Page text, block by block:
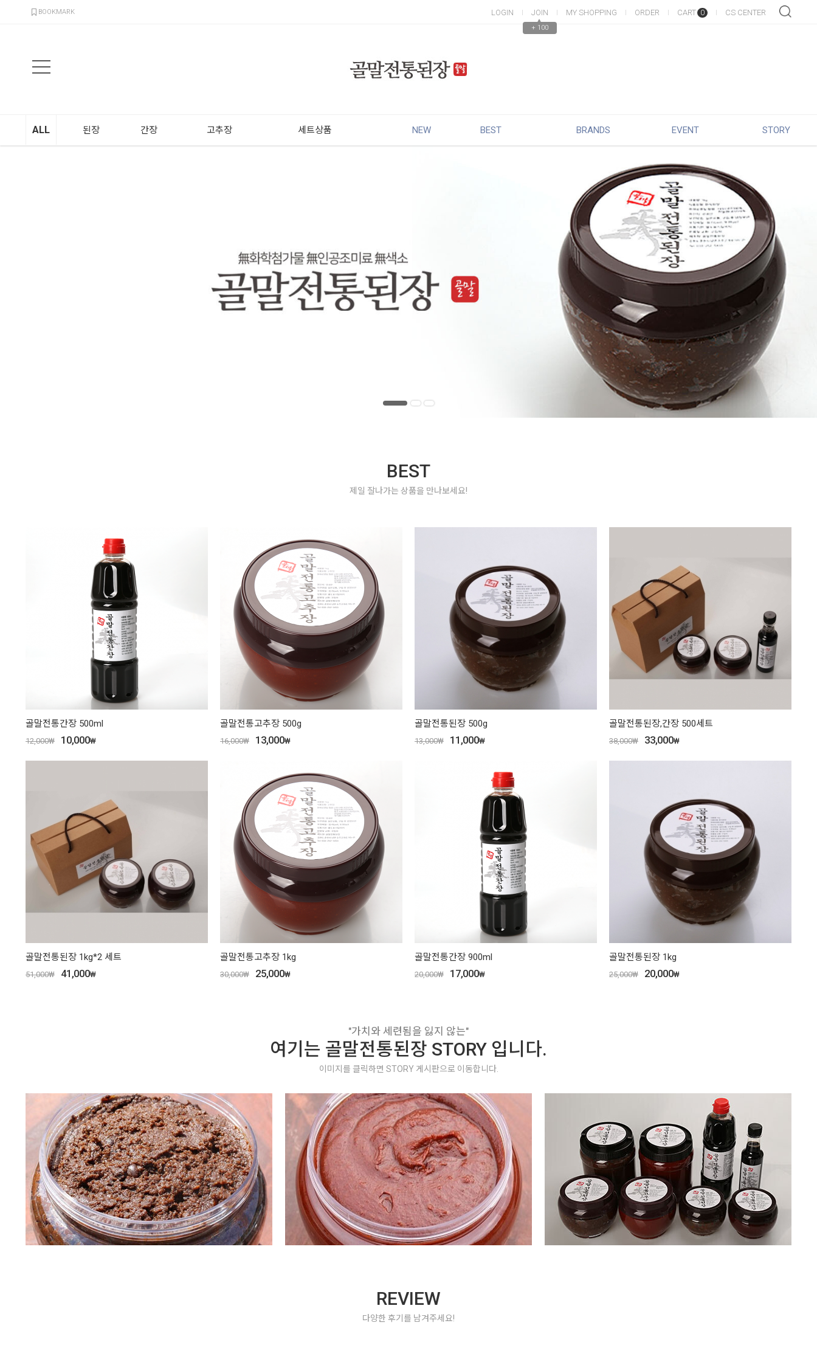
BOOKMARK LOGIN JOIN
▲
+ 100
MY SHOPPING ORDER CART 0 CS CENTER
ALL 된장 간장 고추장 세트상품 NEW BEST BRANDS EVENT STORY
BEST
제일 잘나가는 상품을 만나보세요!
골말전통간장 500ml
12,000₩ 10,000₩
골말전통고추장 500g
16,000₩ 13,000₩
골말전통된장 500g
13,000₩ 11,000₩
골말전통된장,간장 500세트
38,000₩ 33,000₩
골말전통된장 1kg*2 세트
51,000₩ 41,000₩
골말전통고추장 1kg
30,000₩ 25,000₩
골말전통간장 900ml
20,000₩ 17,000₩
골말전통된장 1kg
25,000₩ 20,000₩
"가치와 세련됨을 잃지 않는"
여기는 골말전통된장 STORY 입니다.
이미지를 클릭하면 STORY 게시판으로 이동합니다.
REVIEW
다양한 후기를 남겨주세요!